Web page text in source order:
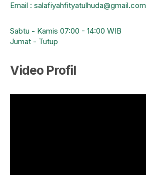
Email : salafiyahfityatulhuda@gmail.com
Sabtu - Kamis 07:00 - 14:00 WIB
Jumat - Tutup
Video Profil